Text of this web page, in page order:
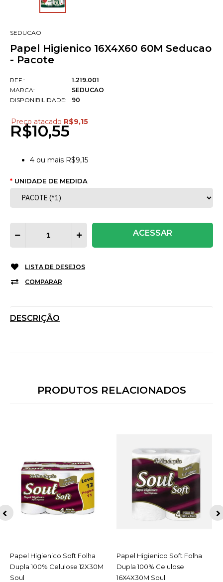
SEDUCAO
Papel Higienico 16X4X60 60M Seducao
- Pacote
REF.:
MARCA:
DISPONIBILIDADE:
1.219.001
SEDUCAO
90
Preço atacado R$9,15
R$10,55
4 ou mais R$9,15
UNIDADE DE MEDIDA
ACESSAR
LISTA DE DESEJOS
COMPARAR
DESCRIÇÃO
PRODUTOS RELACIONADOS
ACESSAR
Papel Higienico Soft Folha
Dupla 100% Celulose 12X30M
Soul
ACESSAR
Papel Higienico Soft Folha
Dupla 100% Celulose
16X4X30M Soul